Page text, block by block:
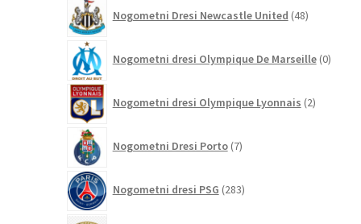
Nogometni Dresi Newcastle United 48izdelkov
Nogometni dresi Olympique De Marseille 0
Nogometni dresi Olympique Lyonnais 2izdelka
Nogometni Dresi Porto 7izdelkov
Nogometni dresi PSG 283izdelkov